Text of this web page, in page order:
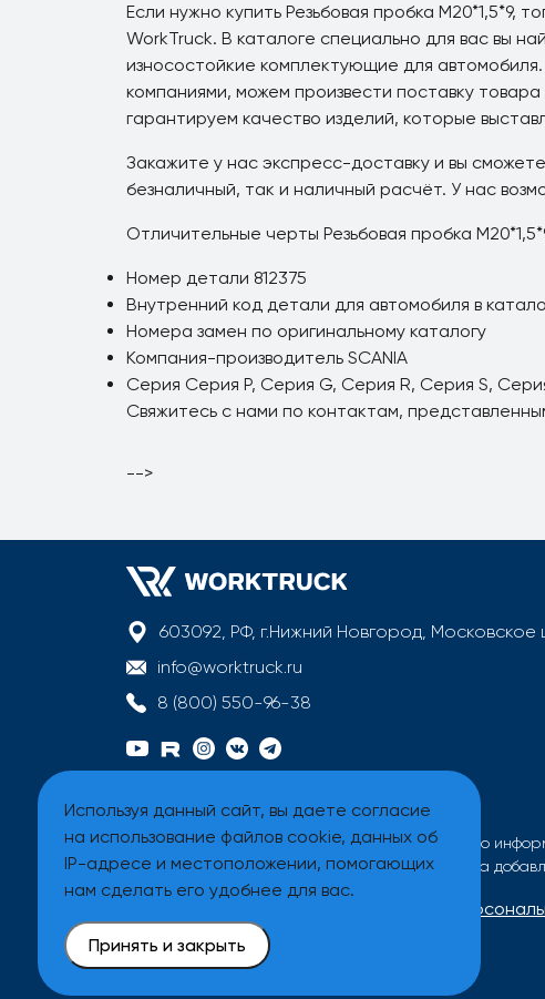
Используя данный сайт, вы даете согласие
на использование файлов cookie, данных об
IP-адресе и местоположении, помогающих
нам сделать его удобнее для вас.
Принять и закрыть
Если нужно купить Резьбовая пробка M20*1,5*9,
WorkTruck. В каталоге специально для вас вы
износостойкие комплектующие для
компаниями, можем произвести поставку
гарантируем качество изделий, которые
Закажите у нас экспресс-доставку и вы
безналичный, так и наличный расчёт. У нас
Отличительные черты Резьбовая пробка
Номер детали 812375
Внутренний код детали для автомобиля в
Номера замен по оригинальному каталогу
Компания-производитель SCANIA
Серия Серия P, Серия G, Серия R, Серия S,
Свяжитесь с нами по контактам,
-->
603092, РФ, г.Нижний Новгород, Московское
info@worktruck.ru
8 (800) 550-96-38
Вся информация на сайте имеет исключительно
Все цены на сайте указаны без учета налога на
Политика обработки